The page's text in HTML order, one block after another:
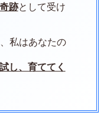
跡として受け
私はあなたの
し、育ててく